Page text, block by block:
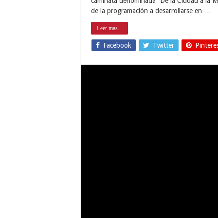
de la programación a desarrollarse en …
Leer mas...
Facebook Twitter